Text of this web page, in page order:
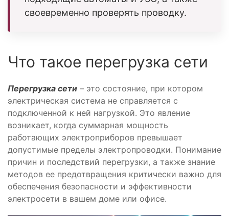
своевременно проверять проводку.
Что такое перегрузка сети
Перегрузка сети – это состояние, при котором
электрическая система не справляется с
подключенной к ней нагрузкой. Это явление
возникает, когда суммарная мощность
работающих электроприборов превышает
допустимые пределы электропроводки. Понимание
причин и последствий перегрузки, а также знание
методов ее предотвращения критически важно для
обеспечения безопасности и эффективности
электросети в вашем доме или офисе.